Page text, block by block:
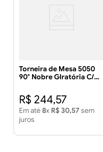
Torneira de Mesa 5050
90° Nobre GIratória C/
Cromada - LIDER METAIS
R$ 244,57
Em até8x R$ 30,57 sem
juros